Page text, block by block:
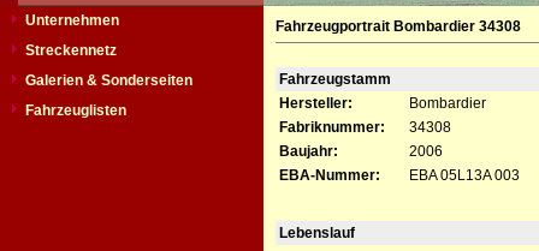
Unternehmen
Streckennetz
Galerien & Sonderseiten
Fahrzeuglisten
Fahrzeugportrait Bombardier 34308
Fahrzeugstamm
Hersteller:
Bombardier
Fabriknummer:
34308
Baujahr:
2006
EBA-Nummer:
EBA 05L13A 003
Lebenslauf